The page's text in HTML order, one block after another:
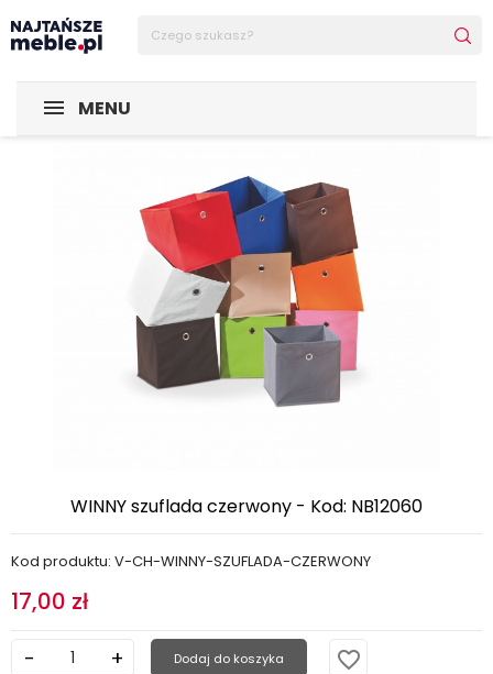
MENU
Sklep Najtańsze-meble
WINNY szuflada czerwony - Kod: NB12060
Kod produktu: V-CH-WINNY-SZUFLADA-CZERWONY
17,00 zł
Dodaj do koszyka favorite_border